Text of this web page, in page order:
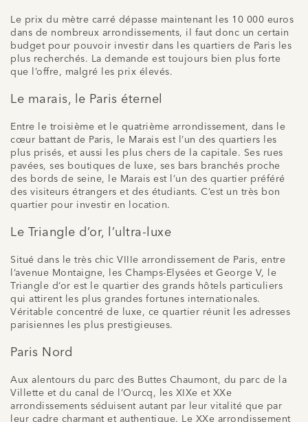
Le prix du mètre carré dépasse maintenant les 10 000 euros
dans de nombreux arrondissements, il faut donc un certain
budget pour pouvoir investir dans les quartiers de Paris les
plus recherchés. La demande est toujours bien plus forte
que l’offre, malgré les prix élevés.
Le marais, le Paris éternel
Entre le troisième et le quatrième arrondissement, dans le
cœur battant de Paris, le Marais est l’un des quartiers les
plus prisés, et aussi les plus chers de la capitale. Ses rues
pavées, ses boutiques de luxe, ses bars branchés proche
des bords de seine, le Marais est l’un des quartier préféré
des visiteurs étrangers et des étudiants. C’est un très bon
quartier pour investir en location.
Le Triangle d’or, l’ultra-luxe
Situé dans le très chic VIIIe arrondissement de Paris, entre
l’avenue Montaigne, les Champs-Elysées et George V, le
Triangle d’or est le quartier des grands hôtels particuliers
qui attirent les plus grandes fortunes internationales.
Véritable concentré de luxe, ce quartier réunit les adresses
parisiennes les plus prestigieuses.
Paris Nord
Aux alentours du parc des Buttes Chaumont, du parc de la
Villette et du canal de l’Ourcq, les XIXe et XXe
arrondissements séduisent autant par leur vitalité que par
leur cadre charmant et authentique. Le XXe arrondissement